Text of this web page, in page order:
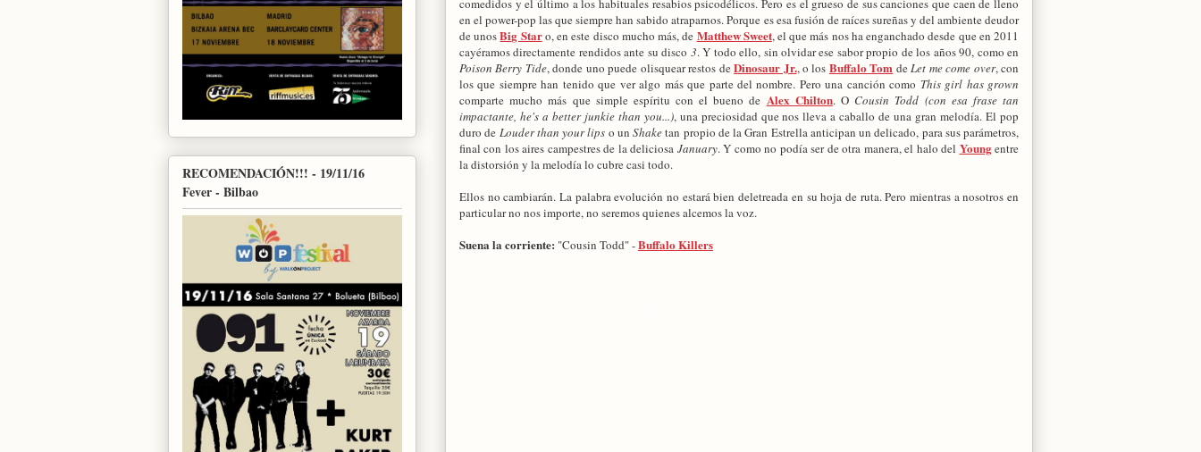
en el power-pop las que siempre han sabido atraparnos. Porque es esa fusión de raíces sureñas y del ambiente deudor
de unosBig Staro, en este disco mucho más, de Matthew Sweet, el que más nos ha enganchado desde que en 2011
cayéramos directamente rendidos ante su disco 3. Y todo ello, sin olvidar ese sabor propio de los años 90, como en
Poison Berry Tide, donde uno puede olisquear restos deDinosaur Jr., o los Buffalo Tom de Let me come over, con
los que siempre han tenido que ver algo más que parte del nombre. Pero una canción como This girl has grown
comparte mucho más que simple espíritu con el bueno de Alex Chilton. O Cousin Todd (con esa frase tan
impactante, he's a better junkie than you...), una preciosidad que nos lleva a caballo de una gran melodía. El pop
duro de Louder than your lips o un Shaketan propio de la Gran Estrella anticipan un delicado, para sus parámetros,
final con los aires campestres de la deliciosa January. Y como no podía ser de otra manera, el halo del Youngentre
la distorsión y la melodía lo cubre casi todo.
Ellos no cambiarán. La palabra evolución no estará bien deletreada en su hoja de ruta. Pero mientras a nosotros en
particular no nos importe, no seremos quienes alcemos la voz.
Suena la corriente: "Cousin Todd" -Buffalo Killers
RECOMENDACIÓN!!! - 19/11/16
Fever - Bilbao